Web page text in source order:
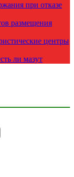
при отказе
размещения
центры
ли мазут